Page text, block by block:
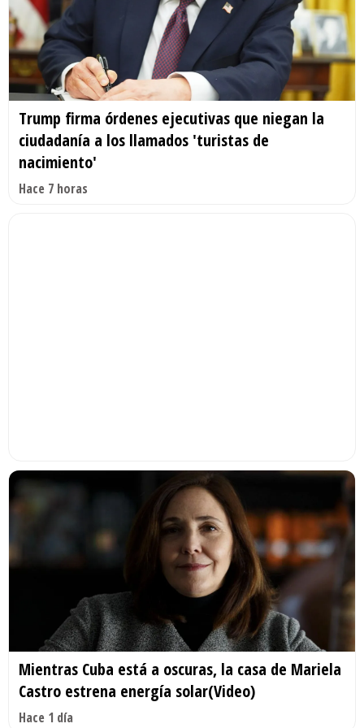
Trump firma órdenes ejecutivas que niegan la
ciudadanía a los llamados 'turistas de
nacimiento'
Hace 7 horas
Mientras Cuba está a oscuras, la casa de Mariela
Castro estrena energía solar(Video)
Hace 1 día